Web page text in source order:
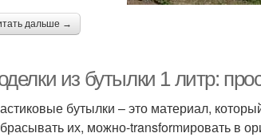
дальше →
из бутылки 1 литр:
бутылки – это материал,
их, можно-transformировать в